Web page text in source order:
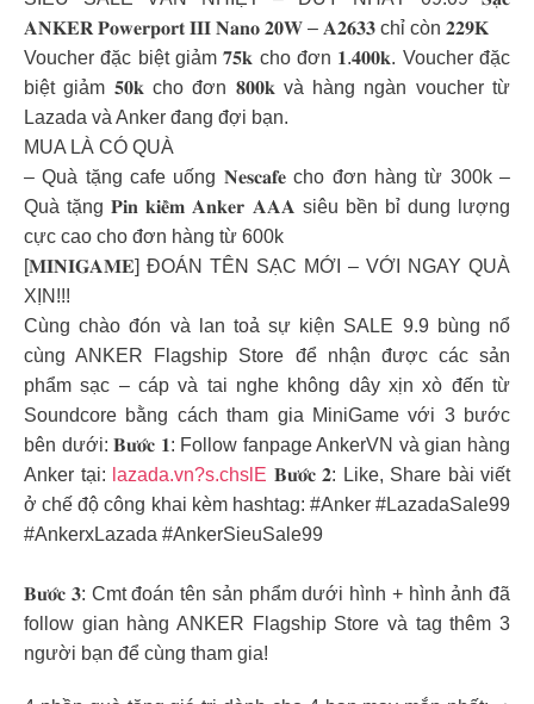
𝐀𝐍𝐊𝐄𝐑 𝐏𝐨𝐰𝐞𝐫𝐩𝐨𝐫𝐭 𝐈𝐈𝐈 𝐍𝐚𝐧𝐨 𝟐𝟎𝐖 – 𝐀𝟐𝟔𝟑𝟑 chỉ còn 𝟐𝟐𝟗𝐊
Voucher đặc biệt giảm 𝟕𝟓𝐤 cho đơn 𝟏.𝟒𝟎𝟎𝐤. Voucher đặc
biệt giảm 𝟓𝟎𝐤 cho đơn 𝟖𝟎𝟎𝐤 và hàng ngàn voucher từ
Lazada và Anker đang đợi bạn.
MUA LÀ CÓ QUÀ
– Quà tặng cafe uống 𝐍𝐞𝐬𝐜𝐚𝐟𝐞 cho đơn hàng từ 300k –
Quà tặng 𝐏𝐢𝐧 𝐤𝐢𝐞̂̀𝐦 𝐀𝐧𝐤𝐞𝐫 𝐀𝐀𝐀 siêu bền bỉ dung lượng
cực cao cho đơn hàng từ 600k
[𝐌𝐈𝐍𝐈𝐆𝐀𝐌𝐄] ĐOÁN TÊN SẠC MỚI – VỚI NGAY QUÀ
XỊN!!!
Cùng chào đón và lan toả sự kiện SALE 9.9 bùng nổ
cùng ANKER Flagship Store để nhận được các sản
phẩm sạc – cáp và tai nghe không dây xịn xò đến từ
Soundcore bằng cách tham gia MiniGame với 3 bước
bên dưới: 𝐁𝐮̛𝐨̛́𝐜 𝟏: Follow fanpage AnkerVN và gian hàng
Anker tại: lazada.vn?s.chslE 𝐁𝐮̛𝐨̛́𝐜 𝟐: Like, Share bài viết
ở chế độ công khai kèm hashtag: #Anker #LazadaSale99
#AnkerxLazada #AnkerSieuSale99
𝐁𝐮̛𝐨̛́𝐜 𝟑: Cmt đoán tên sản phẩm dưới hình + hình ảnh đã
follow gian hàng ANKER Flagship Store và tag thêm 3
người bạn để cùng tham gia!